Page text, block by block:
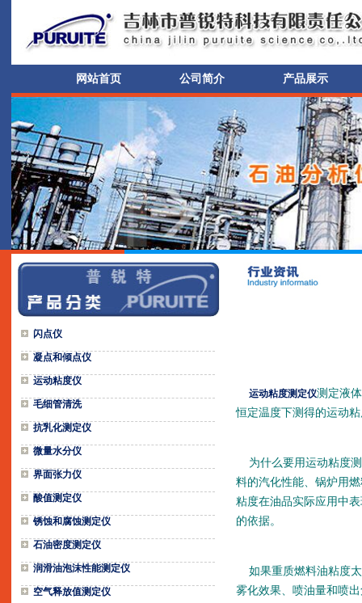
网站首页 公司简介 产品展示
闪点仪
凝点和倾点仪
运动粘度仪
毛细管清洗
抗乳化测定仪
微量水分仪
界面张力仪
酸值测定仪
锈蚀和腐蚀测定仪
石油密度测定仪
润滑油泡沫性能测定仪
空气释放值测定仪
运动粘度测定仪测定液
恒定温度下测得的运动
为什么要用运动粘度测
料的汽化性能、锅炉用
粘度在油品实际应用中
的依据。
如果重质燃料油粘度太
雾化效果、喷油量和喷